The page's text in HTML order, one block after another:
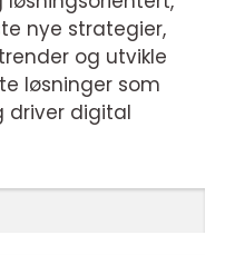
nye strategier,
og utvikle
løsninger som
driver digital